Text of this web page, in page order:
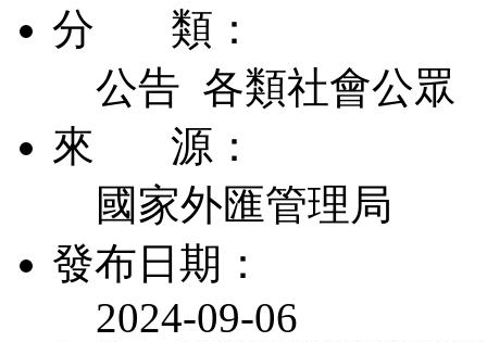
分 類：
公告 各類社會公眾
來 源：
國家外匯管理局
發布日期：
2024-09-06